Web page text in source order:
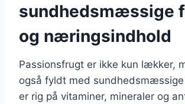
sundhedsmæssige
og næringsindhold
Passionsfrugt er ikke kun lækker,
også fyldt med
er rig på vitaminer, mineraler og